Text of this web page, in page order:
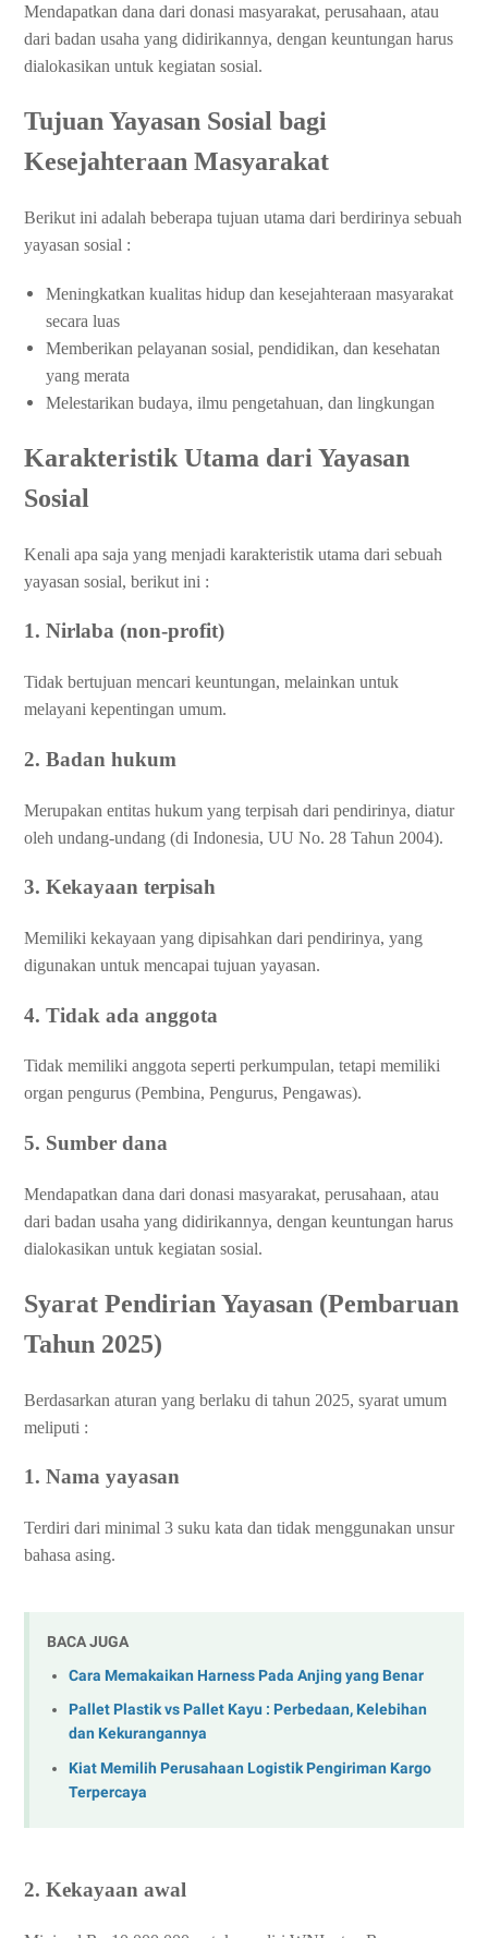
Mendapatkan dana dari donasi masyarakat, perusahaan, atau
dari badan usaha yang didirikannya, dengan keuntungan harus
dialokasikan untuk kegiatan sosial.
Tujuan Yayasan Sosial bagi
Kesejahteraan Masyarakat
Berikut ini adalah beberapa tujuan utama dari berdirinya sebuah
yayasan sosial :
Meningkatkan kualitas hidup dan kesejahteraan masyarakat
secara luas
Memberikan pelayanan sosial, pendidikan, dan kesehatan
yang merata
Melestarikan budaya, ilmu pengetahuan, dan lingkungan
Karakteristik Utama dari Yayasan
Sosial
Kenali apa saja yang menjadi karakteristik utama dari sebuah
yayasan sosial, berikut ini :
1. Nirlaba (non-profit)
Tidak bertujuan mencari keuntungan, melainkan untuk
melayani kepentingan umum.
2. Badan hukum
Merupakan entitas hukum yang terpisah dari pendirinya, diatur
oleh undang-undang (di Indonesia, UU No. 28 Tahun 2004).
3. Kekayaan terpisah
Memiliki kekayaan yang dipisahkan dari pendirinya, yang
digunakan untuk mencapai tujuan yayasan.
4. Tidak ada anggota
Tidak memiliki anggota seperti perkumpulan, tetapi memiliki
organ pengurus (Pembina, Pengurus, Pengawas).
5. Sumber dana
Mendapatkan dana dari donasi masyarakat, perusahaan, atau
dari badan usaha yang didirikannya, dengan keuntungan harus
dialokasikan untuk kegiatan sosial.
Syarat Pendirian Yayasan (Pembaruan
Tahun 2025)
Berdasarkan aturan yang berlaku di tahun 2025, syarat umum
meliputi :
1. Nama yayasan
Terdiri dari minimal 3 suku kata dan tidak menggunakan unsur
bahasa asing.
BACA JUGA
Cara Memakaikan Harness Pada Anjing yang Benar
Pallet Plastik vs Pallet Kayu : Perbedaan, Kelebihan
dan Kekurangannya
Kiat Memilih Perusahaan Logistik Pengiriman Kargo
Terpercaya
2. Kekayaan awal